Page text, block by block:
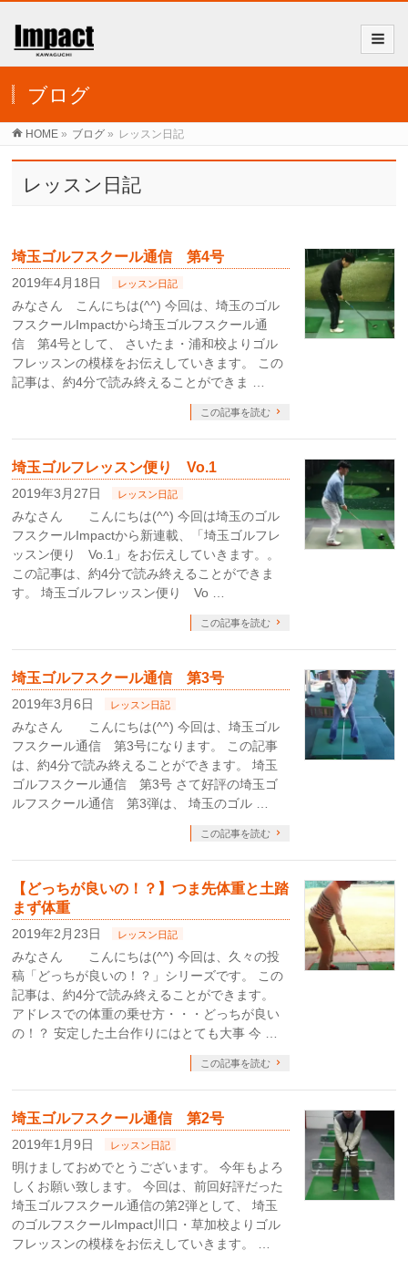
ブログ
HOME » ブログ » レッスン日記
レッスン日記
埼玉ゴルフスクール通信 第4号
2019年4月18日 レッスン日記
みなさん こんにちは(^^) 今回は、埼玉のゴル
フスクールImpactから埼玉ゴルフスクール通
信 第4号として、 さいたま・浦和校よりゴル
フレッスンの模様をお伝えしていきます。 この
記事は、約4分で読み終えることができま …
この記事を読む
埼玉ゴルフレッスン便り Vo.1
2019年3月27日 レッスン日記
みなさん こんにちは(^^) 今回は埼玉のゴル
フスクールImpactから新連載、「埼玉ゴルフレ
ッスン便り Vo.1」をお伝えしていきます。。
この記事は、約4分で読み終えることができま
す。 埼玉ゴルフレッスン便り Vo …
この記事を読む
埼玉ゴルフスクール通信 第3号
2019年3月6日 レッスン日記
みなさん こんにちは(^^) 今回は、埼玉ゴル
フスクール通信 第3号になります。 この記事
は、約4分で読み終えることができます。 埼玉
ゴルフスクール通信 第3号 さて好評の埼玉ゴ
ルフスクール通信 第3弾は、 埼玉のゴル …
この記事を読む
【どっちが良いの！？】つま先体重と土踏
まず体重
2019年2月23日 レッスン日記
みなさん こんにちは(^^) 今回は、久々の投
稿「どっちが良いの！？」シリーズです。 この
記事は、約4分で読み終えることができます。
アドレスでの体重の乗せ方・・・どっちが良い
の！？ 安定した土台作りにはとても大事 今 …
この記事を読む
埼玉ゴルフスクール通信 第2号
2019年1月9日 レッスン日記
明けましておめでとうございます。 今年もよろ
しくお願い致します。 今回は、前回好評だった
埼玉ゴルフスクール通信の第2弾として、 埼玉
のゴルフスクールImpact川口・草加校よりゴル
フレッスンの模様をお伝えしていきます。 …